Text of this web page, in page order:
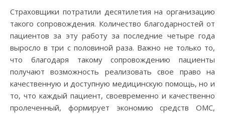
Страховщики потратили десятилетия на организацию
такого сопровождения. Количество благодарностей от
пациентов за эту работу за последние четыре года
выросло в три с половиной раза. Важно не только то,
что благодаря такому сопровождению пациенты
получают возможность реализовать свое право на
качественную и доступную медицинскую помощь, но и
то, что каждый пациент, своевременно и качественно
пролеченный, формирует экономию средств ОМС,